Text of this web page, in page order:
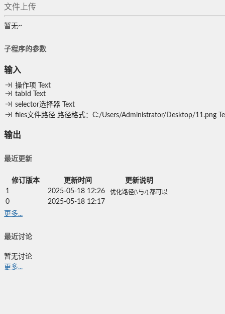
文件上传
暂无~
子程序的参数
输入
操作项
Text
tabId
Text
selector选择器
Text
files文件路径 路径格式：C:/Users/Administrator/Desktop/11.png
输出
最近更新
修订版本 更新时间
更新说明
1
2025-05-18 12:26 优化路径(\与/),都可以
0
2025-05-18 12:17
更多...
最近讨论
暂无讨论
更多...